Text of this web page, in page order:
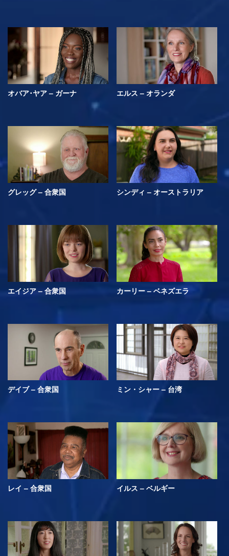
オバア･ヤア – ガーナ エルス – オランダ
グレッグ – 合衆国 シンディ – オーストラリア
エイジア – 合衆国 カーリー – ベネズエラ
デイブ – 合衆国 ミン・シャー – 台湾
レイ – 合衆国 イルス – ベルギー